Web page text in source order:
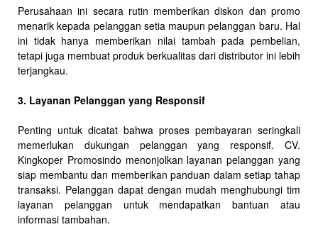
Perusahaan ini secara rutin memberikan diskon dan promo
menarik kepada pelanggan setia maupun pelanggan baru. Hal
ini tidak hanya memberikan nilai tambah pada pembelian,
tetapi juga membuat produk berkualitas dari distributor ini lebih
terjangkau.
3. Layanan Pelanggan yang Responsif
Penting untuk dicatat bahwa proses pembayaran seringkali
memerlukan dukungan pelanggan yang responsif. CV.
Kingkoper Promosindo menonjolkan layanan pelanggan yang
siap membantu dan memberikan panduan dalam setiap tahap
transaksi. Pelanggan dapat dengan mudah menghubungi tim
layanan pelanggan untuk mendapatkan bantuan atau
informasi tambahan.